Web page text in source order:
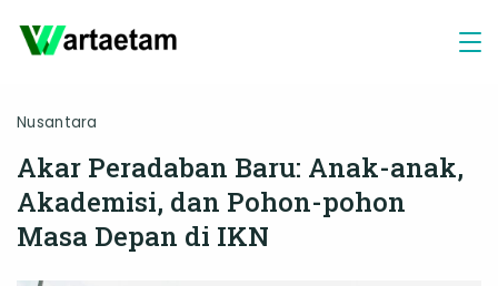
Nusantara
Akar Peradaban Baru: Anak-anak,
Akademisi, dan Pohon-pohon
Masa Depan di IKN